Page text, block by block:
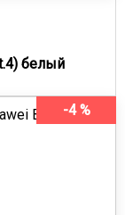
белый
-4 %